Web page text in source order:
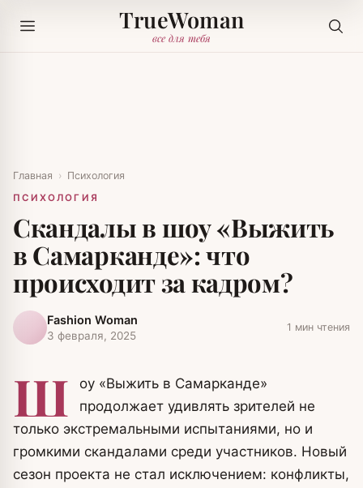
TrueWoman
все для тебя
Главная › Психология
ПСИХОЛОГИЯ
Скандалы в шоу «Выжить
в Самарканде»: что
происходит за кадром?
Fashion Woman
3 февраля, 2025
1 мин чтения
Ш
оу «Выжить в Самарканде»
продолжает удивлять зрителей не
только экстремальными испытаниями, но и
громкими скандалами среди участников. Новый
сезон проекта не стал исключением: конфликты,